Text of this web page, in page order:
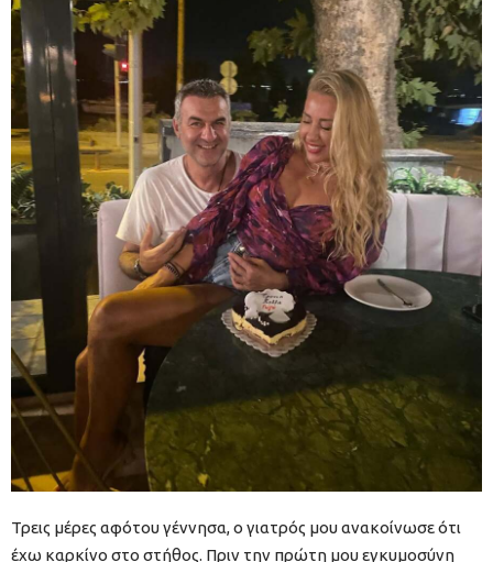
Τρεις μέρες αφότου γέννησα, ο γιατρός μου ανακοίνωσε ότι
έχω καρκίνο στο στήθος. Πριν την πρώτη μου εγκυμοσύνη